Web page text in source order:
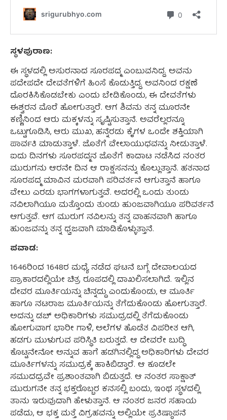
ಸ್ಥಳಪುರಾಣ:
ಈ ಸ್ಥಳದಲ್ಲಿ ಅಸುರನಾದ ಸೂರಪದ್ಮ ಎಂಬುವನಿದ್ದ. ಅವನು
ಪದೇಪದೇ ದೇವತೆಗಳಿಗೆ ಹಿಂಸೆ ಕೊಡುತ್ತಿದ್ದ. ಅವನಿಂದ ರಕ್ಷಣೆ
ದೊರಕಿಸಿಕೊಡಬೇಕು ಎಂದು ಬೇಡಿಕೊಂಡು, ಈ ದೇವತೆಗಳು
ಈಶ್ವರನ ಮೊರೆ ಹೋಗುತ್ತಾರೆ. ಆಗ ಶಿವನು ತನ್ನ ಮೂರನೇ
ಕಣ್ಣಿನಿಂದ ಆರು ಮಕ್ಕಳನ್ನು ಸೃಷ್ಟಿಸುತ್ತಾನೆ. ಅವರೆಲ್ಲರನ್ನೂ
ಒಟ್ಟುಗೂಡಿಸಿ, ಆರು ಮುಖ, ಹನ್ನೆರಡು ಕೈಗಳ ಒಂದೇ ಶಕ್ತಿಯಾಗಿ
ಪಾರ್ವತಿ ಮಾಡುತ್ತಾಳೆ. ಜೊತೆಗೆ ವೇಲಾಯುಧವನ್ನು ನೀಡುತ್ತಾಳೆ.
ಐದು ದಿನಗಳು ಸೂರಪದ್ಮನ ಜೊತೆಗೆ ಕಾದಾಟ ನಡೆಸಿದ ನಂತರ
ಮುರುಗನು ಆರನೇ ದಿನ ಆ ರಾಕ್ಷಸನನ್ನು ಕೊಲ್ಲುತ್ತಾನೆ. ಹತನಾದ
ಸೂರಪದ್ಮ ಮಾವಿನ ಮರವಾಗಿ ಪರಿವರ್ತನೆ ಆಗುತ್ತಾನೆ ಹಾಗೂ
ವೇಲು ಎರಡು ಭಾಗಗಳಾಗುತ್ತವೆ. ಅದರಲ್ಲಿ ಒಂದು ತುಂಡು
ನವಿಲಾಗಿಯೂ ಮತ್ತೊಂದು ತುಂಡು ಹುಂಜವಾಗಿಯೂ ಪರಿವರ್ತನೆ
ಆಗುತ್ತವೆ. ಆಗ ಮುರುಗ ನವಿಲನ್ನು ತನ್ನ ವಾಹನವಾಗಿ ಹಾಗೂ
ಹುಂಜವನ್ನು ತನ್ನ ಧ್ವಜವಾಗಿ ಮಾಡಿಕೊಳ್ಳುತ್ತಾನೆ.
ಪವಾಡ:
1646ರಿಂದ 1648ರ ಮಧ್ಯೆ ನಡೆದ ಘಟನೆ ಬಗ್ಗೆ ದೇವಾಲಯದ
ಪ್ರಾಕಾರದಲ್ಲಿಯೇ ಚಿತ್ರ ರೂಪದಲ್ಲಿ ದಾಖಲಿಸಲಾಗಿದೆ. ಇಲ್ಲಿನ
ದೇವರ ಮೂರ್ತಿಯನ್ನು ಚಿನ್ನದ್ದು ಎಂದುಕೊಂಡು, ಆ ಮೂರ್ತಿ
ಹಾಗೂ ನಟರಾಜ ಮೂರ್ತಿಯನ್ನು ತೆಗೆದುಕೊಂಡು ಹೋಗುತ್ತಾರೆ.
ಅದನ್ನು ಡಚ್ ಅಧಿಕಾರಿಗಳು ಸಮುದ್ರದಲ್ಲಿ ತೆಗೆದುಕೊಂಡು
ಹೋಗುವಾಗ ಭಾರೀ ಗಾಳಿ, ಅಲೆಗಳ ಹೊಡೆತ ವಿಪರೀತ ಆಗಿ,
ಹಡಗು ಮುಳುಗುವ ಪರಿಸ್ಥಿತಿ ಬರುತ್ತದೆ. ಆ ದೇವರೇ ಬುದ್ಧಿ
ಕೊಟ್ಟನೇನೋ ಅನ್ನುವ ಹಾಗೆ ಹಡಗಿನಲ್ಲಿದ್ದ ಅಧಿಕಾರಿಗಳು ದೇವರ
ಮೂರ್ತಿಗಳನ್ನು ಸಮುದ್ರಕ್ಕೆ ಹಾಕಿಬಿಡ್ತಾರೆ. ಆ ಕೂಡಲೇ
ಸಮುದದ್ರವೇ ಪ್ರಶಾಂತವಾಗಿ ಬಿಡುತ್ತದೆ. ಆ ನಂತರ ಸಾಕ್ಷಾತ್
ಮುರುಗನೇ ತನ್ನ ಭಕ್ತರೊಬ್ಬರ ಕನಸಲ್ಲಿ ಬಂದು, ಇಂಥ ಸ್ಥಳದಲ್ಲಿ
ತಾನು ಇರುವುದಾಗಿ ಹೇಳುತ್ತಾನೆ. ಆ ನಂತರ ಜನರ ಸಹಾಯ
ಪಡೆದು, ಆ ಭಕ್ತ ಮತ್ತೆ ವಿಗ್ರಹವನ್ನು ಅಲ್ಲಿಯೇ ಪ್ರತಿಷ್ಠಾಪನೆ